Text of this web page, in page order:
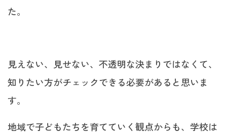
た。
見えない、見せない、不透明な決まりではなくて、
知りたい方がチェックできる必要があると思いま
す。
地域で子どもたちを育てていく観点からも、学校は